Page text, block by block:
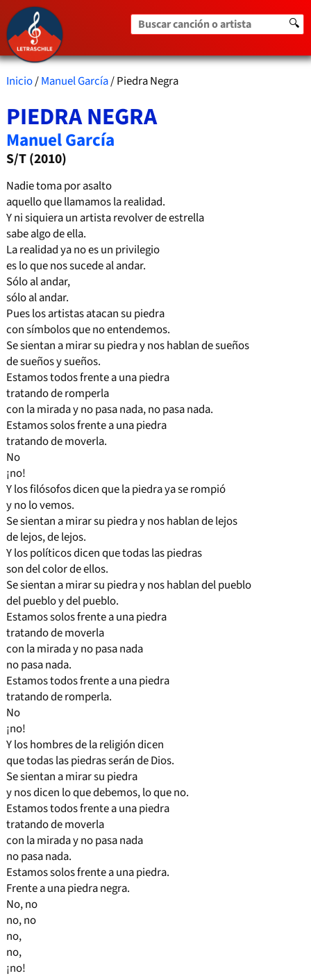
Buscar canción o artista 🔍
Inicio/Manuel García/ Piedra Negra
PIEDRA NEGRA
Manuel García
S/T (2010)
Nadie toma por asalto
aquello que llamamos la realidad.
Y ni siquiera un artista revolver de estrella
sabe algo de ella.
La realidad ya no es un privilegio
es lo que nos sucede al andar.
Sólo al andar,
sólo al andar.
Pues los artistas atacan su piedra
con símbolos que no entendemos.
Se sientan a mirar su piedra y nos hablan de sueños
de sueños y sueños.
Estamos todos frente a una piedra
tratando de romperla
con la mirada y no pasa nada, no pasa nada.
Estamos solos frente a una piedra
tratando de moverla.
No
¡no!
Y los filósofos dicen que la piedra ya se rompió
y no lo vemos.
Se sientan a mirar su piedra y nos hablan de lejos
de lejos, de lejos.
Y los políticos dicen que todas las piedras
son del color de ellos.
Se sientan a mirar su piedra y nos hablan del pueblo
del pueblo y del pueblo.
Estamos solos frente a una piedra
tratando de moverla
con la mirada y no pasa nada
no pasa nada.
Estamos todos frente a una piedra
tratando de romperla.
No
¡no!
Y los hombres de la religión dicen
que todas las piedras serán de Dios.
Se sientan a mirar su piedra
y nos dicen lo que debemos, lo que no.
Estamos todos frente a una piedra
tratando de moverla
con la mirada y no pasa nada
no pasa nada.
Estamos solos frente a una piedra.
Frente a una piedra negra.
No, no
no, no
no,
no,
¡no!